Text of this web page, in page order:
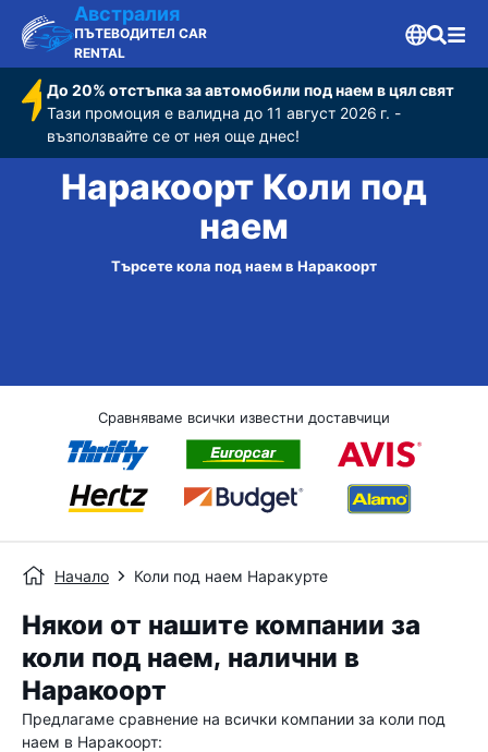
Австралия
ПЪТЕВОДИТЕЛ CAR
RENTAL
До 20% отстъпка за автомобили под наем в цял свят
Тази промоция е валидна до 11 август 2026 г. -
възползвайте се от нея още днес!
Наракоорт Коли под
наем
Търсете кола под наем в Наракоорт
Сравняваме всички известни доставчици
Начало Коли под наем Наракурте
Някои от нашите компании за
коли под наем, налични в
Наракоорт
Предлагаме сравнение на всички компании за коли под
наем в Наракоорт: